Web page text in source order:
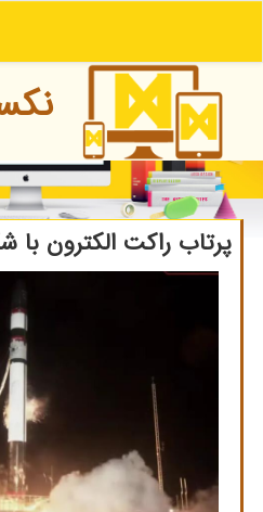
پرتاب راكت الكترون